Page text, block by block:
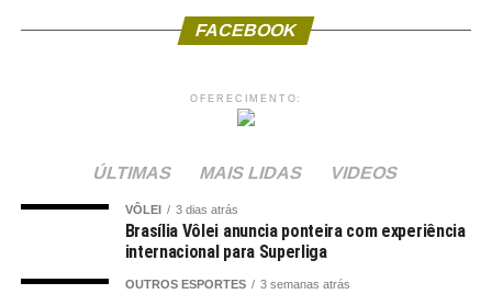
FACEBOOK
OFERECIMENTO:
ÚLTIMAS MAIS LIDAS VIDEOS
VÔLEI 3 dias atrás
Brasília Vôlei anuncia ponteira com experiência
internacional para Superliga
OUTROS ESPORTES 3 semanas atrás